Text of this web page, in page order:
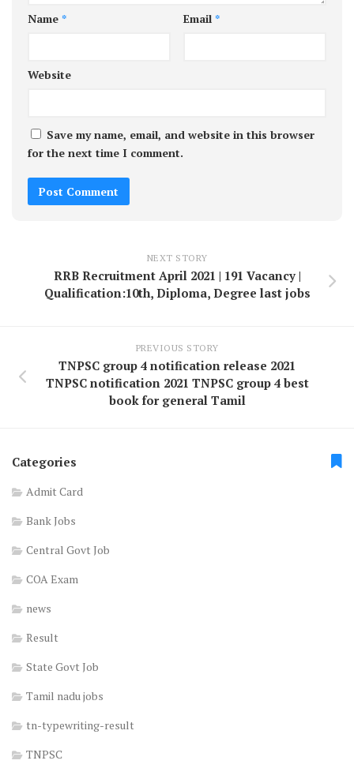
Name * Email *
Website
Save my name, email, and website in this browser
for the next time I comment.
NEXT STORY
RRB Recruitment April 2021 | 191 Vacancy |
Qualification:10th, Diploma, Degree last jobs
PREVIOUS STORY
TNPSC group 4 notification release 2021
TNPSC notification 2021 TNPSC group 4 best
book for general Tamil
Categories
Admit Card
Bank Jobs
Central Govt Job
COA Exam
news
Result
State Govt Job
Tamil nadu jobs
tn-typewriting-result
TNPSC